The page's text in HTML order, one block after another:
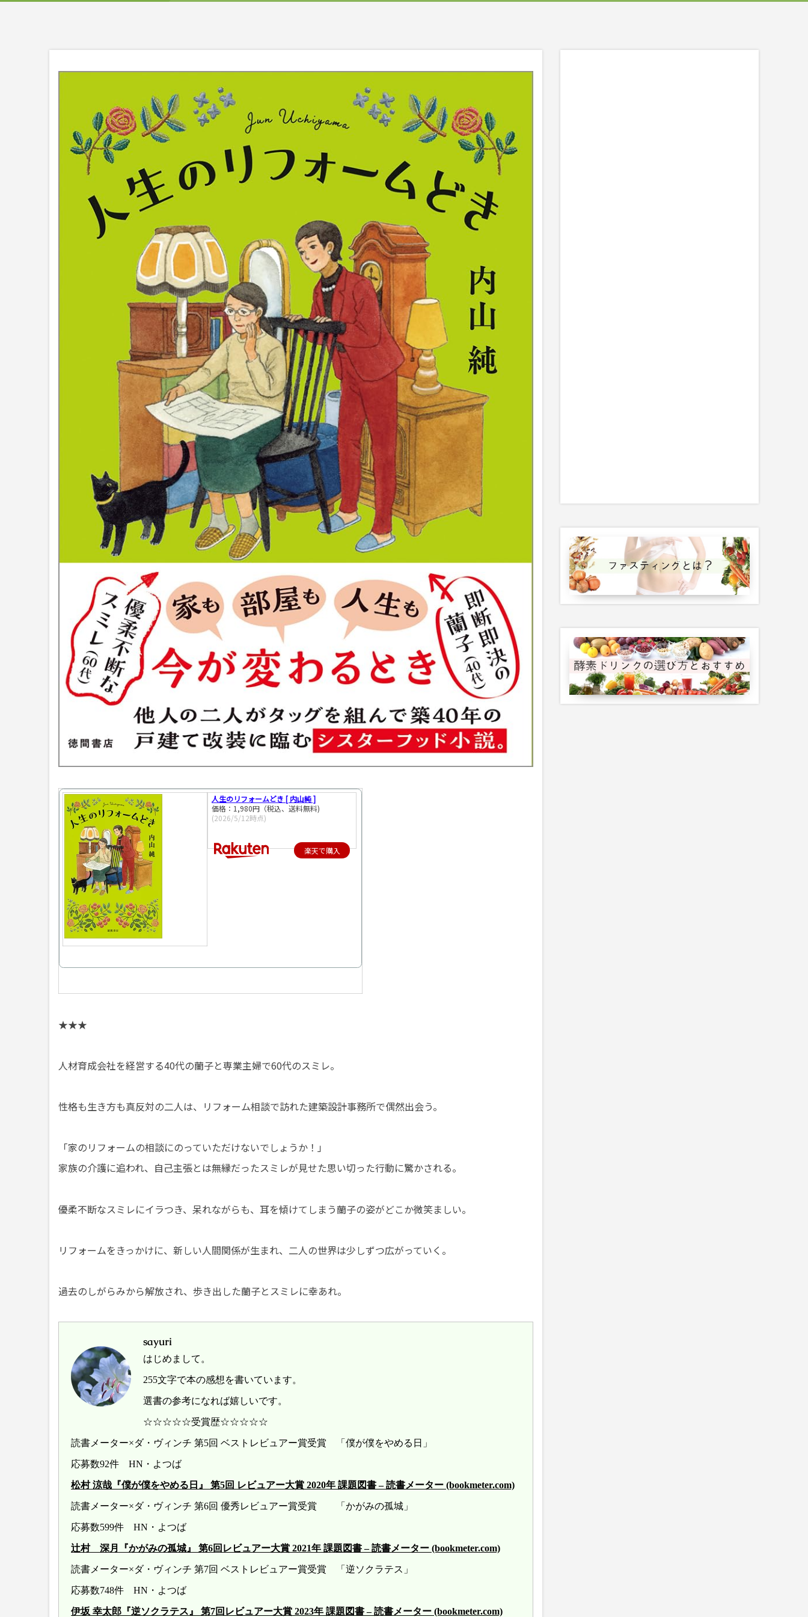
人生のリフォームどき [ 内山純 ]
価格：1,980円（税込、送料無料)
(2026/5/12時点)
楽天で購入
★★★
人材育成会社を経営する40代の蘭子と専業主婦で60代のスミレ。
性格も生き方も真反対の二人は、リフォーム相談で訪れた建築設計事務所で偶然出会う。
「家のリフォームの相談にのっていただけないでしょうか！」
家族の介護に追われ、自己主張とは無縁だったスミレが見せた思い切った行動に驚かされる。
優柔不断なスミレにイラつき、呆れながらも、耳を傾けてしまう蘭子の姿がどこか微笑ましい。
リフォームをきっかけに、新しい人間関係が生まれ、二人の世界は少しずつ広がっていく。
過去のしがらみから解放され、歩き出した蘭子とスミレに幸あれ。
sayuri
はじめまして。
255文字で本の感想を書いています。
選書の参考になれば嬉しいです。
☆☆☆☆☆受賞歴☆☆☆☆☆
読書メーター×ダ・ヴィンチ 第5回 ベストレビュアー賞受賞 「僕が僕をやめる日」
応募数92件 HN・よつば
松村 涼哉『僕が僕をやめる日』 第5回 レビュアー大賞 2020年 課題図書 – 読書メーター (bookmeter.com)
読書メーター×ダ・ヴィンチ 第6回 優秀レビュアー賞受賞 「かがみの孤城」
応募数599件 HN・よつば
辻村 深月『かがみの孤城』 第6回レビュアー大賞 2021年 課題図書 – 読書メーター (bookmeter.com)
読書メーター×ダ・ヴィンチ 第7回 ベストレビュアー賞受賞 「逆ソクラテス」
応募数748件 HN・よつば
伊坂 幸太郎『逆ソクラテス』 第7回レビュアー大賞 2023年 課題図書 – 読書メーター (bookmeter.com)